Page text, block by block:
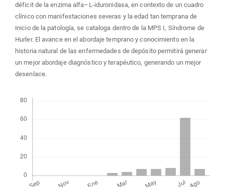
déficit de la enzima alfa–L-iduronidasa, en contexto de un cuadro
clínico con manifestaciones severas y la edad tan temprana de
inicio de la patología, se cataloga dentro de la MPS I, Síndrome de
Hurler. El avance en el abordaje temprano y conocimiento en la
historia natural de las enfermedades de depósito permitirá generar
un mejor abordaje diagnóstico y terapéutico, generando un mejor
desenlace.